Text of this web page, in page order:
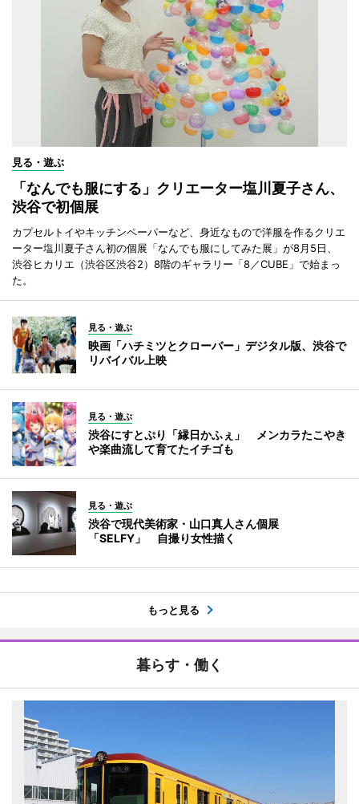
見る・遊ぶ
「なんでも服にする」クリエーター塩川夏子さん、
渋谷で初個展
カプセルトイやキッチンペーパーなど、身近なもので洋服を作るクリエ
ーター塩川夏子さん初の個展「なんでも服にしてみた展」が8月5日、
渋谷ヒカリエ（渋谷区渋谷2）8階のギャラリー「8／CUBE」で始まっ
た。
見る・遊ぶ
映画「ハチミツとクローバー」デジタル版、渋谷で
リバイバル上映
見る・遊ぶ
渋谷にすとぷり「縁日かふぇ」 メンカラたこやき
や楽曲流して育てたイチゴも
見る・遊ぶ
渋谷で現代美術家・山口真人さん個展
「SELFY」 自撮り女性描く
もっと見る
暮らす・働く